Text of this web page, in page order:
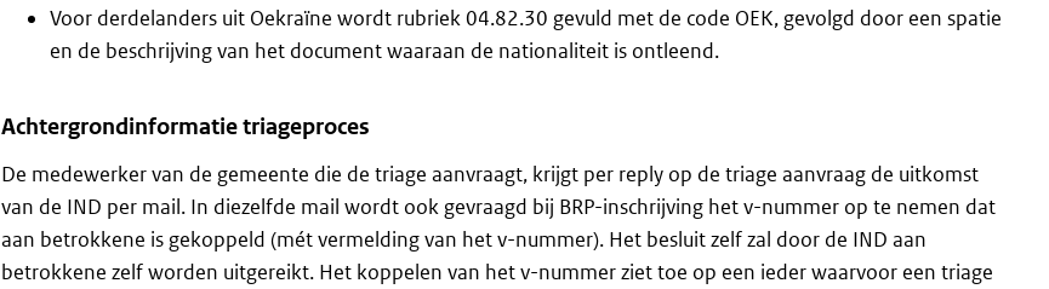
Voor derdelanders uit Oekraïne wordt rubriek 04.82.30 gevuld met de code OEK, gevolgd door een spatie
en de beschrijving van het document waaraan de nationaliteit is ontleend.
Achtergrondinformatie triageproces
De medewerker van de gemeente die de triage aanvraagt, krijgt per reply op de triage aanvraag de uitkomst
van de IND per mail. In diezelfde mail wordt ook gevraagd bij BRP-inschrijving het v-nummer op te nemen dat
aan betrokkene is gekoppeld (mét vermelding van het v-nummer). Het besluit zelf zal door de IND aan
betrokkene zelf worden uitgereikt. Het koppelen van het v-nummer ziet toe op een ieder waarvoor een triage